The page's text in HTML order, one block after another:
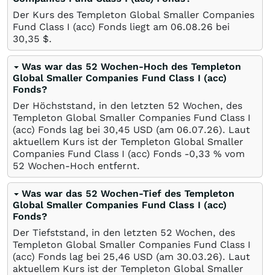
Der Kurs des Templeton Global Smaller Companies
Fund Class I (acc) Fonds liegt am 06.08.26 bei
30,35 $.
Was war das 52 Wochen-Hoch des Templeton
Global Smaller Companies Fund Class I (acc)
Fonds?
Der Höchststand, in den letzten 52 Wochen, des
Templeton Global Smaller Companies Fund Class I
(acc) Fonds lag bei 30,45 USD (am 06.07.26). Laut
aktuellem Kurs ist der Templeton Global Smaller
Companies Fund Class I (acc) Fonds -0,33 % vom
52 Wochen-Hoch entfernt.
Was war das 52 Wochen-Tief des Templeton
Global Smaller Companies Fund Class I (acc)
Fonds?
Der Tiefststand, in den letzten 52 Wochen, des
Templeton Global Smaller Companies Fund Class I
(acc) Fonds lag bei 25,46 USD (am 30.03.26). Laut
aktuellem Kurs ist der Templeton Global Smaller